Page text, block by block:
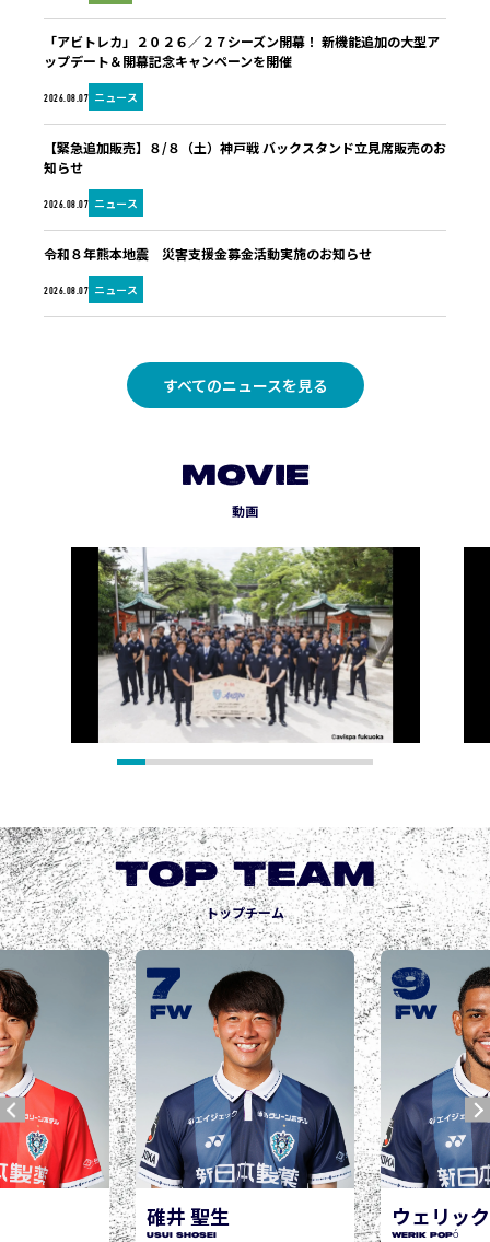
2026.08.07 ニュース
「アビトレカ」２０２６／２７シーズン開幕！ 新機能追加の大型ア
ップデート＆開幕記念キャンペーンを開催
2026.08.07 ニュース
【緊急追加販売】８/８（土）神戸戦 バックスタンド立見席販売のお
知らせ
2026.08.07 ニュース
令和８年熊本地震 災害支援金募金活動実施のお知らせ
すべてのニュースを見る
MOVIE
動画
TOP TEAM
トップチーム
碓井 聖生
USUI Shosei
7
FW
ウェリッ
WERIK POPÓ
9
FW